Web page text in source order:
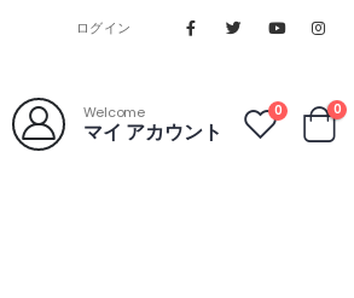
ログイン
Welcome
マイ アカウント
0 0